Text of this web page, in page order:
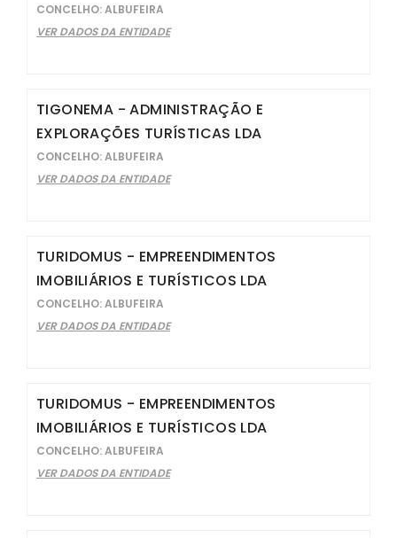
CONCELHO: ALBUFEIRA
VER DADOS DA ENTIDADE
TIGONEMA - ADMINISTRAÇÃO E
EXPLORAÇÕES TURÍSTICAS LDA
CONCELHO: ALBUFEIRA
VER DADOS DA ENTIDADE
TURIDOMUS - EMPREENDIMENTOS
IMOBILIÁRIOS E TURÍSTICOS LDA
CONCELHO: ALBUFEIRA
VER DADOS DA ENTIDADE
TURIDOMUS - EMPREENDIMENTOS
IMOBILIÁRIOS E TURÍSTICOS LDA
CONCELHO: ALBUFEIRA
VER DADOS DA ENTIDADE